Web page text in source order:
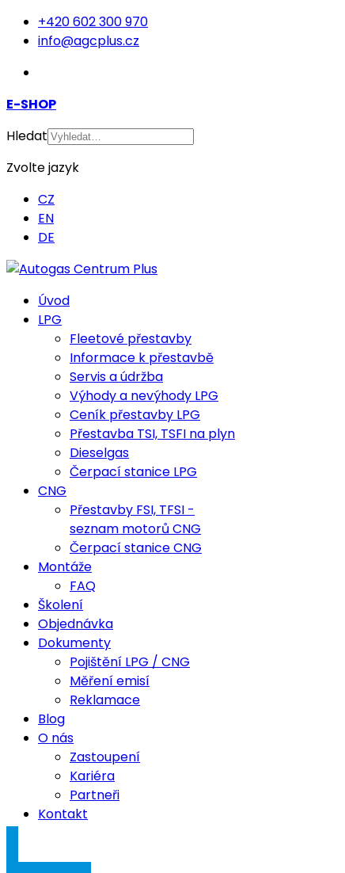
+420 602 300 970
info@agcplus.cz
E-SHOP
Hledat
Zvolte jazyk
CZ
EN
DE
Úvod
LPG
Fleetové přestavby
Informace k přestavbě
Servis a údržba
Výhody a nevýhody LPG
Ceník přestavby LPG
Přestavba TSI, TSFI na plyn
Dieselgas
Čerpací stanice LPG
CNG
Přestavby FSI, TFSI -
seznam motorů CNG
Čerpací stanice CNG
Montáže
FAQ
Školení
Objednávka
Dokumenty
Pojištění LPG / CNG
Měření emisí
Reklamace
Blog
O nás
Zastoupení
Kariéra
Partneři
Kontakt
Klientská sekce